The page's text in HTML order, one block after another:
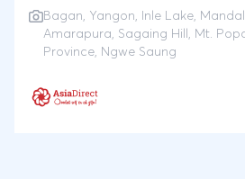
Mandalay en eindigt in Yangon.
uiteraard de hoogtepunten van
met kinderen!Mandalay is de
hoofdstad en de tweede stad
Bagan, Yangon, Inle Lake,
Amarapura, Sagaing Hill, Mt.
Province, Ngwe Saung